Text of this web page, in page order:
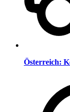
Österreich: